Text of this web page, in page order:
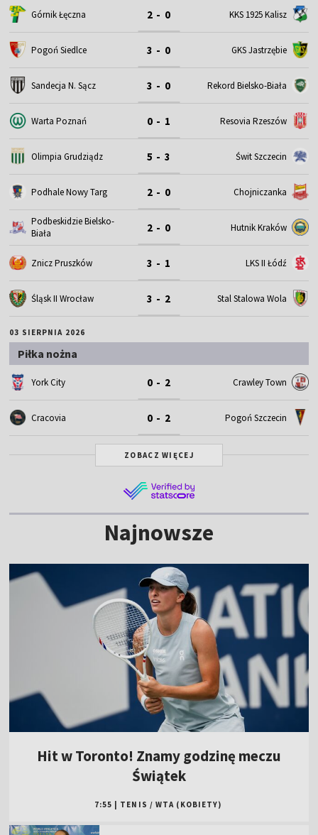
Górnik Łęczna 2 - 0 KKS 1925 Kalisz
Pogoń Siedlce 3 - 0 GKS Jastrzębie
Sandecja N. Sącz 3 - 0 Rekord Bielsko-Biała
Warta Poznań 0 - 1 Resovia Rzeszów
Olimpia Grudziądz 5 - 3 Świt Szczecin
Podhale Nowy Targ 2 - 0 Chojniczanka
Podbeskidzie Bielsko-
Biała
2 - 0 Hutnik Kraków
Znicz Pruszków 3 - 1 LKS II Łódź
Śląsk II Wrocław 3 - 2 Stal Stalowa Wola
03 SIERPNIA 2026
Piłka nożna
York City 0 - 2 Crawley Town
Cracovia 0 - 2 Pogoń Szczecin
ZOBACZ WIĘCEJ
Najnowsze
Hit w Toronto! Znamy godzinę meczu
Świątek
7:55 TENIS / WTA (KOBIETY)